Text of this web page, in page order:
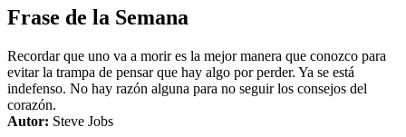
Frase de la Semana
Recordar que uno va a morir es la mejor manera que conozco para
evitar la trampa de pensar que hay algo por perder. Ya se está
indefenso. No hay razón alguna para no seguir los consejos del
corazón.
Autor: Steve Jobs